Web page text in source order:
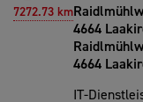
7272.73 km
4664
4664
IT-